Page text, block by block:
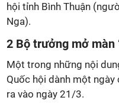
hội tỉnh Bình Thuận
Nga).
2 Bộ trưởng mở màn
Một trong những nội
Quốc hội dành một
ra vào ngày 21/3.